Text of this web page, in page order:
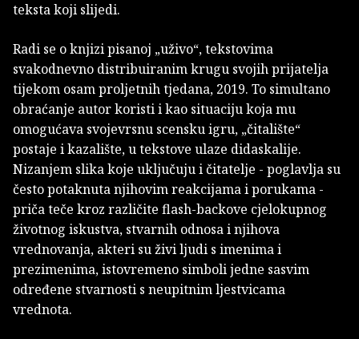
teksta koji slijedi.
Radi se o knjizi pisanoj „uživo“, tekstovima
svakodnevno distribuiranim krugu svojih prijatelja
tijekom osam proljetnih tjedana, 2019. To simultano
obraćanje autor koristi i kao situaciju koja mu
omogućava svojevrsnu scensku igru, „čitalište“
postaje i kazalište, u tekstove ulaze didaskalije.
Nizanjem slika koje uključuju i čitatelje - poglavlja su
često potaknuta njihovim reakcijama i porukama -
priča teče kroz različite flash-backove cjelokupnog
životnog iskustva, stvarnih odnosa i njihova
vrednovanja, akteri su živi ljudi s imenima i
prezimenima, istovremeno simboli jedne sasvim
određene stvarnosti s neupitnim ljestvicama
vrednota.